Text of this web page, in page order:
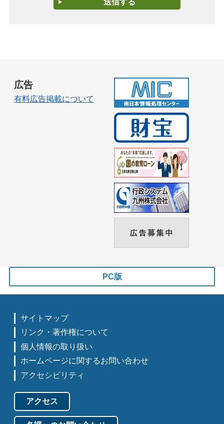
広告
有料広告掲載について
PC版
サイトマップ
リンク・著作権について
個人情報の取り扱い
ホームページに関するお問い合わせ
アクセシビリティ
アクセス